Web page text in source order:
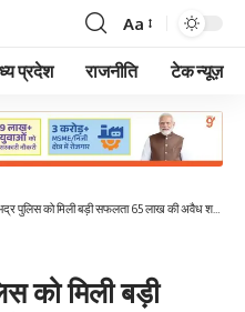
Font
Resizer
Aa
प्रदेश राजनीति टेक न्यूज़
को मिली बड़ी सफलता 65 लाख की अवैध शराब पकड़ी, आरोपी गिरफ्तार
को मिली बड़ी